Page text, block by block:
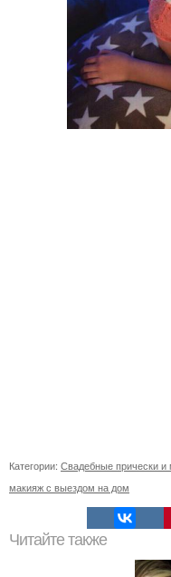
Категории: Свадебные прически и
макияж с выездом на дом
Читайте также